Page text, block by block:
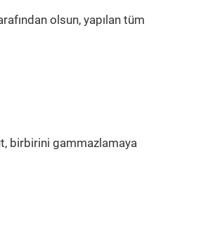
olsun, yapılan tüm
birbirini gammazlamaya